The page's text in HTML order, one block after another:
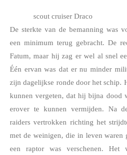
scout cruiser Draco
De sterkte van de bemanning was
een minimum terug gebracht. De
Fatum, maar hij zag er wel al snel
Één ervan was dat er nu minder
zijn dagelijkse ronde door het schip.
kunnen vergeten, dat hij bijna dood
erover te kunnen vermijden. Na
raiders vertrokken richting het
met de weinigen, die in leven waren
een raptor was verschenen. Het